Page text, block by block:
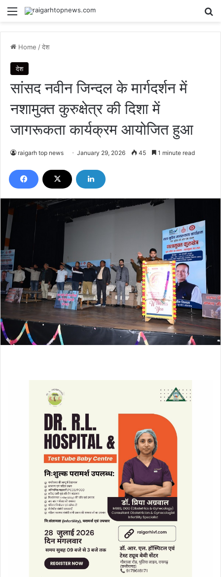
Menu
Home /देश
देश
सांसद नवीन जिन्दल के मार्गदर्शन में
नशामुक्त कुरुक्षेत्र की दिशा में
जागरूकता कार्यक्रम आयोजित हुआ
raigarh top news January 29, 2026 45 1 minute read